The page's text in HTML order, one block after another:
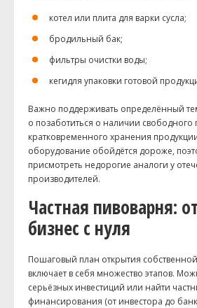
котел или плита для варки сусла;
бродильный бак;
фильтры очистки воды;
кегидля упаковки готовой
Важно поддерживать определённый
о позаботиться о наличии свободного
кратковременного хранения
оборудование обойдётся дороже,
присмотреть недорогие аналоги у
производителей.
Частная пивоварня:
бизнес с нуля
Пошаговый план открытия
включает в себя множество этапов.
серьёзных инвестиций или найти
финансирования (от инвестора до